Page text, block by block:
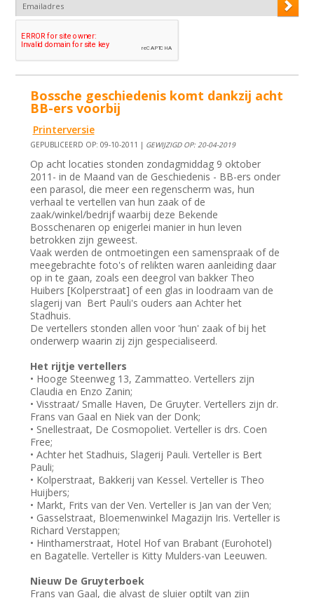
Bossche geschiedenis komt dankzij acht
BB-ers voorbij
Printerversie
GEPUBLICEERD OP: 09-10-2011 | GEWIJZIGD OP: 20-04-2019
Op acht locaties stonden zondagmiddag 9 oktober
2011- in de Maand van de Geschiedenis - BB-ers onder
een parasol, die meer een regenscherm was, hun
verhaal te vertellen van hun zaak of de
zaak/winkel/bedrijf waarbij deze Bekende
Bosschenaren op enigerlei manier in hun leven
betrokken zijn geweest.
Vaak werden de ontmoetingen een samenspraak of de
meegebrachte foto's of relikten waren aanleiding daar
op in te gaan, zoals een deegrol van bakker Theo
Huibers [Kolperstraat] of een glas in loodraam van de
slagerij van Bert Pauli's ouders aan Achter het
Stadhuis.
De vertellers stonden allen voor 'hun' zaak of bij het
onderwerp waarin zij zijn gespecialiseerd.
Het rijtje vertellers
• Hooge Steenweg 13, Zammatteo. Vertellers zijn
Claudia en Enzo Zanin;
• Visstraat/ Smalle Haven, De Gruyter. Vertellers zijn dr.
Frans van Gaal en Niek van der Donk;
• Snellestraat, De Cosmopoliet. Verteller is drs. Coen
Free;
• Achter het Stadhuis, Slagerij Pauli. Verteller is Bert
Pauli;
• Kolperstraat, Bakkerij van Kessel. Verteller is Theo
Huijbers;
• Markt, Frits van der Ven. Verteller is Jan van der Ven;
• Gasselstraat, Bloemenwinkel Magazijn Iris. Verteller is
Richard Verstappen;
• Hinthamerstraat, Hotel Hof van Brabant (Eurohotel)
en Bagatelle. Verteller is Kitty Mulders-van Leeuwen.
Nieuw De Gruyterboek
Frans van Gaal, die alvast de sluier optilt van zijn